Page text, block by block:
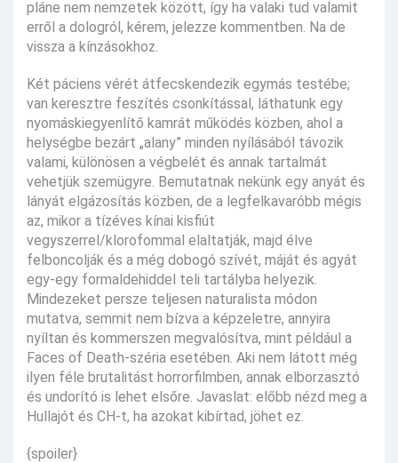
pláne nem nemzetek között, így ha valaki tud valamit
erről a dologról, kérem, jelezze kommentben. Na de
vissza a kínzásokhoz.
Két páciens vérét átfecskendezik egymás testébe;
van keresztre feszítés csonkítással, láthatunk egy
nyomáskiegyenlítő kamrát működés közben, ahol a
helységbe bezárt „alany” minden nyílásából távozik
valami, különösen a végbelét és annak tartalmát
vehetjük szemügyre. Bemutatnak nekünk egy anyát és
lányát elgázosítás közben, de a legfelkavaróbb mégis
az, mikor a tízéves kínai kisfiút
vegyszerrel/klorofommal elaltatják, majd élve
felboncolják és a még dobogó szívét, máját és agyát
egy-egy formaldehiddel teli tartályba helyezik.
Mindezeket persze teljesen naturalista módon
mutatva, semmit nem bízva a képzeletre, annyira
nyíltan és kommerszen megvalósítva, mint például a
Faces of Death-széria esetében. Aki nem látott még
ilyen féle brutalitást horrorfilmben, annak elborzasztó
és undorító is lehet elsőre. Javaslat: előbb nézd meg a
Hullajót és CH-t, ha azokat kibírtad, jöhet ez.
{spoiler}